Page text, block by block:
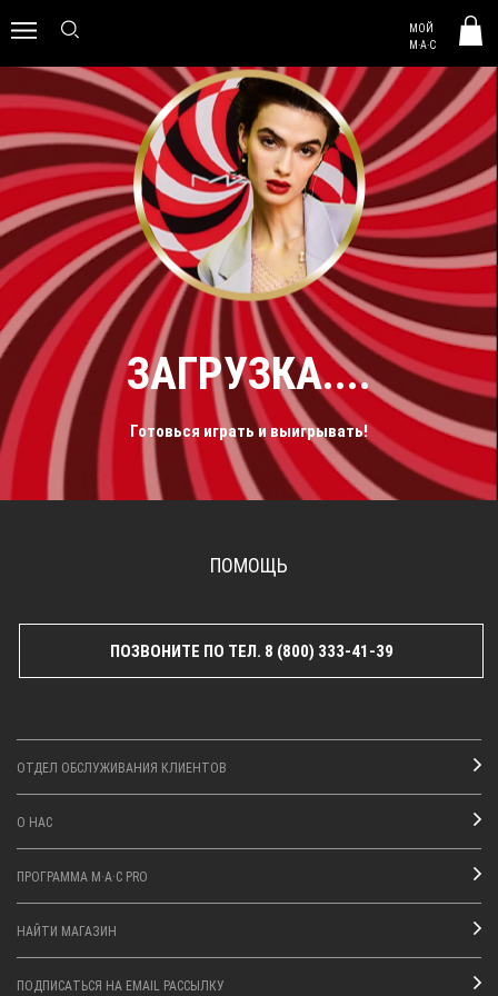
МОЙ
M·A·C
ЗАГРУЗКА....
Готовься играть и выигрывать!
ПОМОЩЬ
ПОЗВОНИТЕ ПО ТЕЛ. 8 (800) 333-41-39
ОТДЕЛ ОБСЛУЖИВАНИЯ КЛИЕНТОВ
О НАС
ПРОГРАММА M·A·C PRO
НАЙТИ МАГАЗИН
ПОДПИСАТЬСЯ НА EMAIL РАССЫЛКУ